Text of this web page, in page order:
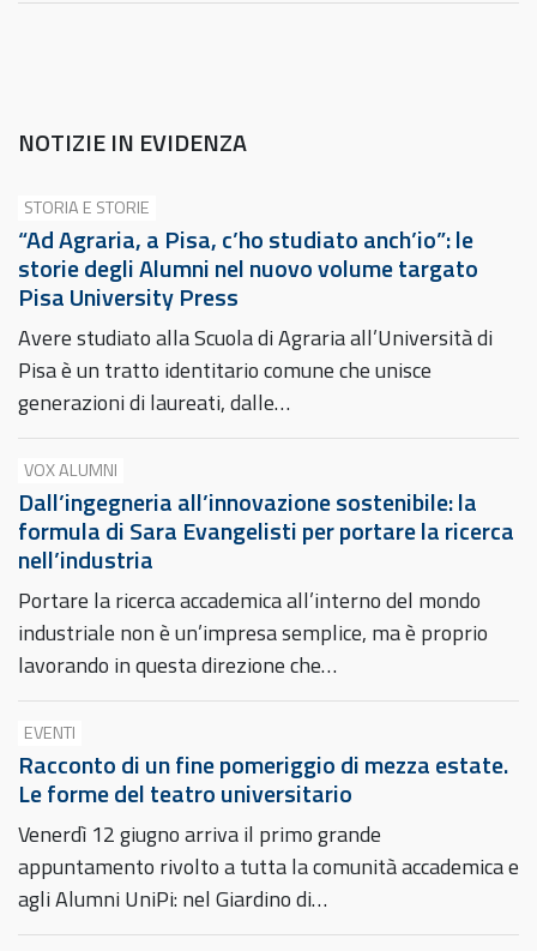
NOTIZIE IN EVIDENZA
STORIA E STORIE
“Ad Agraria, a Pisa, c’ho studiato anch’io”: le
storie degli Alumni nel nuovo volume targato
Pisa University Press
Avere studiato alla Scuola di Agraria all’Università di
Pisa è un tratto identitario comune che unisce
generazioni di laureati, dalle…
VOX ALUMNI
Dall’ingegneria all’innovazione sostenibile: la
formula di Sara Evangelisti per portare la ricerca
nell’industria
Portare la ricerca accademica all’interno del mondo
industriale non è un’impresa semplice, ma è proprio
lavorando in questa direzione che…
EVENTI
Racconto di un fine pomeriggio di mezza estate.
Le forme del teatro universitario
Venerdì 12 giugno arriva il primo grande
appuntamento rivolto a tutta la comunità accademica e
agli Alumni UniPi: nel Giardino di…